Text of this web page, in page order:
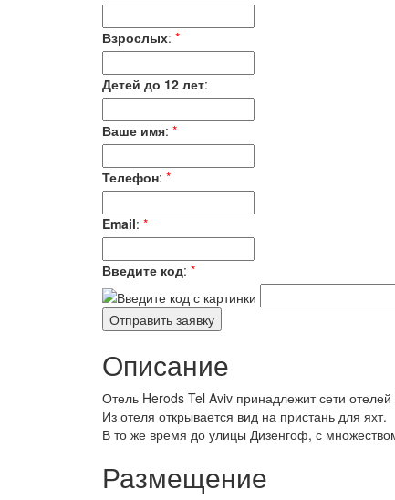
Взрослых: *
Детей до 12 лет:
Ваше имя: *
Телефон: *
Email: *
Введите код: *
Описание
Отель Herods Tel Aviv принадлежит сети
Из отеля открывается вид на пристань для яхт.
В то же время до улицы Дизенгоф, с
Размещение